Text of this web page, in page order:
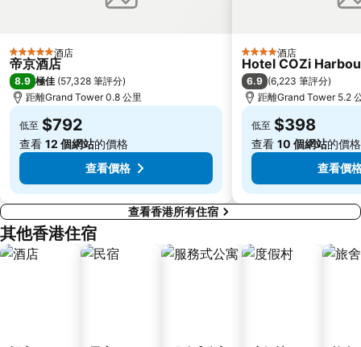
深圳站
深圳野生動物園
大梅沙海濱公園
Lamma Island
Tin Hau Metro Station
九龍塘
5 星級 酒店
帝京酒店
8.9 極佳 (57,328 筆評分)
距離Grand Tower 0.8 公里
低至 $792
查看 12 個網站的價格
查看價格
4 星級 酒店
Hotel COZi
6.9 (6,223 筆評分)
距離Grand Tower 5.2
低至 $398
查看 10 個網站的價格
查看價
查看香港所有住宿
其他香港住宿